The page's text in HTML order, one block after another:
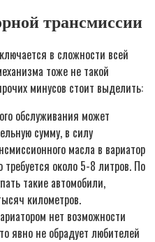
трансмиссии
в сложности всей
тоже не такой
минусов стоит выделить:
обслуживания может
сумму, в силу
масла в вариатор
около 5-8 литров. По
такие автомобили,
километров.
нет возможности
явно не обрадует любителей